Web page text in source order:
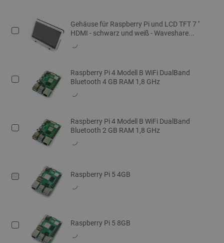
Gehäuse für Raspberry Pi und LCD TFT 7 ''
HDMI - schwarz und weiß - Waveshare...
Raspberry Pi 4 Modell B WiFi DualBand
Bluetooth 4 GB RAM 1,8 GHz
Raspberry Pi 4 Modell B WiFi DualBand
Bluetooth 2 GB RAM 1,8 GHz
Raspberry Pi 5 4GB
Raspberry Pi 5 8GB